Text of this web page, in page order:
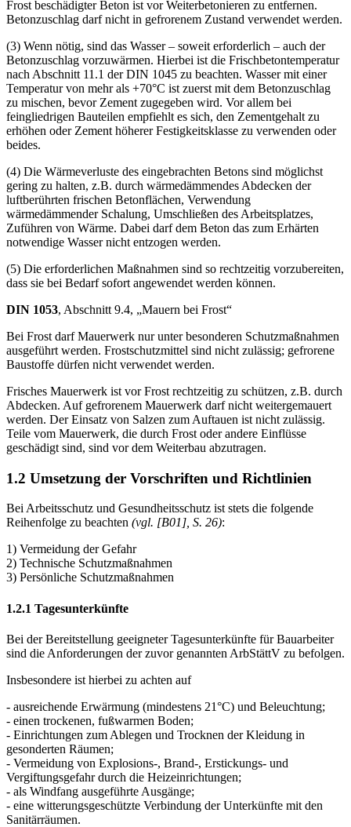
(2) An gefrorene Bauteile darf nicht anbetoniert werden. Durch
Betonzuschlag darf nicht in gefrorenem Zustand verwendet werden.
(3) Wenn nötig, sind das Wasser – soweit erforderlich – auch der
Betonzuschlag vorzuwärmen. Hierbei ist die Frischbetontemperatur
nach Abschnitt 11.1 der DIN 1045 zu beachten. Wasser mit einer
Temperatur von mehr als +70°C ist zuerst mit dem Betonzuschlag
zu mischen, bevor Zement zugegeben wird. Vor allem bei
feingliedrigen Bauteilen empfiehlt es sich, den Zementgehalt zu
beides.
(4) Die Wärmeverluste des eingebrachten Betons sind möglichst
gering zu halten, z.B. durch wärmedämmendes Abdecken der
luftberührten frischen Betonflächen, Verwendung
wärmedämmender Schalung, Umschließen des Arbeitsplatzes,
notwendige Wasser nicht entzogen werden.
dass sie bei Bedarf sofort angewendet werden können.
DIN 1053, Abschnitt 9.4, „Mauern bei Frost“
Bei Frost darf Mauerwerk nur unter besonderen Schutzmaßnahmen
Baustoffe dürfen nicht verwendet werden.
Frisches Mauerwerk ist vor Frost rechtzeitig zu schützen, z.B. durch
Abdecken. Auf gefrorenem Mauerwerk darf nicht weitergemauert
werden. Der Einsatz von Salzen zum Auftauen ist nicht zulässig.
geschädigt sind, sind vor dem Weiterbau abzutragen.
1.2 Umsetzung der Vorschriften und Richtlinien
Reihenfolge zu beachten(vgl. [B01], S. 26)
1) Vermeidung der Gefahr
3) Persönliche Schutzmaßnahmen
1.2.1 Tagesunterkünfte
sind die Anforderungen der zuvor genannten ArbStättV zu befolgen.
Insbesondere ist hierbei zu achten auf
- ausreichende Erwärmung (mindestens 21°C) und Beleuchtung;
- einen trockenen, fußwarmen Boden;
- Einrichtungen zum Ablegen und Trocknen der Kleidung in
gesonderten Räumen;
- Vermeidung von Explosions-, Brand-, Erstickungs- und
Vergiftungsgefahr durch die Heizeinrichtungen;
- als Windfang ausgeführte Ausgänge;